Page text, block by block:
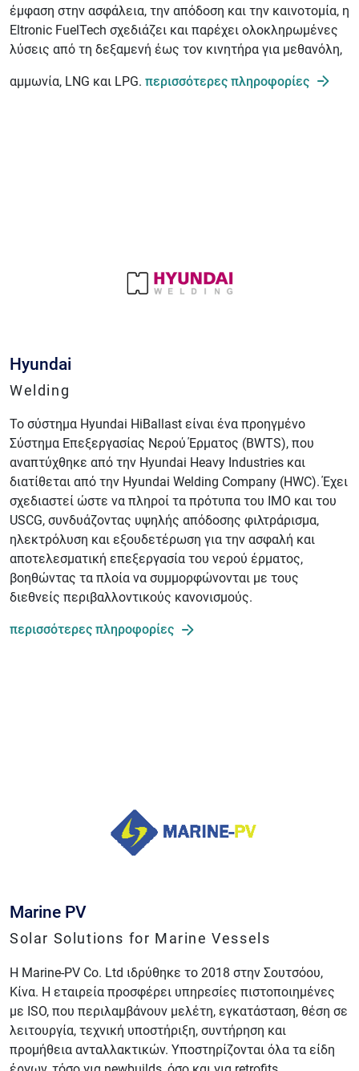
έμφαση στην ασφάλεια, την απόδοση και την καινοτομία, η
Eltronic FuelTech σχεδιάζει και παρέχει ολοκληρωμένες
λύσεις από τη δεξαμενή έως τον κινητήρα για μεθανόλη,
αμμωνία, LNG και LPG. περισσότερες πληροφορίες
Hyundai
Welding
Το σύστημα Hyundai HiBallast είναι ένα προηγμένο
Σύστημα Επεξεργασίας Νερού Έρματος (BWTS), που
αναπτύχθηκε από την Hyundai Heavy Industries και
διατίθεται από την Hyundai Welding Company (HWC). Έχει
σχεδιαστεί ώστε να πληροί τα πρότυπα του IMO και του
USCG, συνδυάζοντας υψηλής απόδοσης φιλτράρισμα,
ηλεκτρόλυση και εξουδετέρωση για την ασφαλή και
αποτελεσματική επεξεργασία του νερού έρματος,
βοηθώντας τα πλοία να συμμορφώνονται με τους
διεθνείς περιβαλλοντικούς κανονισμούς.
περισσότερες πληροφορίες
Marine PV
Solar Solutions for Marine Vessels
Η Marine-PV Co. Ltd ιδρύθηκε το 2018 στην Σουτσόου,
Κίνα. Η εταιρεία προσφέρει υπηρεσίες πιστοποιημένες
με ISO, που περιλαμβάνουν μελέτη, εγκατάσταση, θέση σε
λειτουργία, τεχνική υποστήριξη, συντήρηση και
προμήθεια ανταλλακτικών. Υποστηρίζονται όλα τα είδη